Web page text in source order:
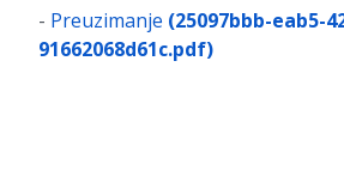
- Preuzimanje (25097bbb-eab5-
91662068d61c.pdf)